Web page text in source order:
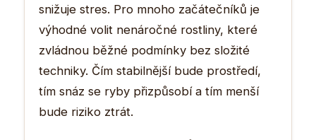
snižuje stres. Pro mnoho začátečníků je
výhodné volit nenáročné rostliny, které
zvládnou běžné podmínky bez složité
techniky. Čím stabilnější bude prostředí,
tím snáz se ryby přizpůsobí a tím menší
bude riziko ztrát.